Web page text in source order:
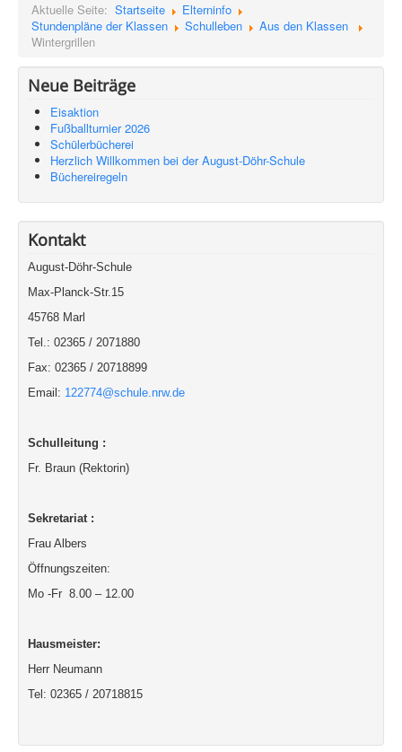
Aktuelle Seite: Startseite
Elterninfo
Stundenpläne der Klassen
Schulleben
Aus den Klassen
Wintergrillen
Neue Beiträge
Eisaktion
Fußballturnier 2026
Schülerbücherei
Herzlich Willkommen bei der August-Döhr-Schule
Büchereiregeln
Kontakt
August-Döhr-Schule
Max-Planck-Str.15
45768 Marl
Tel.: 02365 / 2071880
Fax: 02365 / 20718899
Email: 122774@schule.nrw.de
Schulleitung :
Fr. Braun (Rektorin)
Sekretariat :
Frau Albers
Öffnungszeiten:
Mo -Fr 8.00 – 12.00
Hausmeister:
Herr Neumann
Tel: 02365 / 20718815